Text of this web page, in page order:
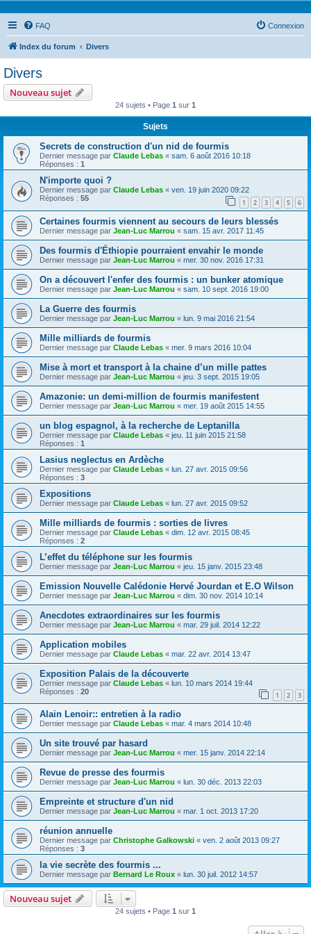
FAQ Connexion
Index du forum Divers
Divers
Nouveau sujet
24 sujets • Page 1 sur 1
Sujets
Secrets de construction d'un nid de fourmis
Dernier message par Claude Lebas « sam. 6 août 2016 10:18
Réponses : 1
N'importe quoi ?
Dernier message par Claude Lebas « ven. 19 juin 2020 09:22
Réponses : 55 1 2 3 4 5 6
Certaines fourmis viennent au secours de leurs blessés
Dernier message par Jean-Luc Marrou « sam. 15 avr. 2017 11:45
Des fourmis d'Éthiopie pourraient envahir le monde
Dernier message par Jean-Luc Marrou « mer. 30 nov. 2016 17:31
On a découvert l'enfer des fourmis : un bunker atomique
Dernier message par Jean-Luc Marrou « sam. 10 sept. 2016 19:00
La Guerre des fourmis
Dernier message par Jean-Luc Marrou « lun. 9 mai 2016 21:54
Mille milliards de fourmis
Dernier message par Claude Lebas « mer. 9 mars 2016 10:04
Mise à mort et transport à la chaine d’un mille pattes
Dernier message par Jean-Luc Marrou « jeu. 3 sept. 2015 19:05
Amazonie: un demi-million de fourmis manifestent
Dernier message par Jean-Luc Marrou « mer. 19 août 2015 14:55
un blog espagnol, à la recherche de Leptanilla
Dernier message par Claude Lebas « jeu. 11 juin 2015 21:58
Réponses : 1
Lasius neglectus en Ardèche
Dernier message par Claude Lebas « lun. 27 avr. 2015 09:56
Réponses : 3
Expositions
Dernier message par Claude Lebas « lun. 27 avr. 2015 09:52
Mille milliards de fourmis : sorties de livres
Dernier message par Claude Lebas « dim. 12 avr. 2015 08:45
Réponses : 2
L’effet du téléphone sur les fourmis
Dernier message par Jean-Luc Marrou « jeu. 15 janv. 2015 23:48
Emission Nouvelle Calédonie Hervé Jourdan et E.O Wilson
Dernier message par Jean-Luc Marrou « dim. 30 nov. 2014 10:14
Anecdotes extraordinaires sur les fourmis
Dernier message par Jean-Luc Marrou « mar. 29 juil. 2014 12:22
Application mobiles
Dernier message par Claude Lebas « mar. 22 avr. 2014 13:47
Exposition Palais de la découverte
Dernier message par Claude Lebas « lun. 10 mars 2014 19:44
Réponses : 20 1 2 3
Alain Lenoir:: entretien à la radio
Dernier message par Claude Lebas « mar. 4 mars 2014 10:48
Un site trouvé par hasard
Dernier message par Jean-Luc Marrou « mer. 15 janv. 2014 22:14
Revue de presse des fourmis
Dernier message par Jean-Luc Marrou « lun. 30 déc. 2013 22:03
Empreinte et structure d'un nid
Dernier message par Jean-Luc Marrou « mar. 1 oct. 2013 17:20
réunion annuelle
Dernier message par Christophe Galkowski « ven. 2 août 2013 09:27
Réponses : 3
la vie secrète des fourmis ...
Dernier message par Bernard Le Roux « lun. 30 juil. 2012 14:57
Nouveau sujet
24 sujets • Page 1 sur 1